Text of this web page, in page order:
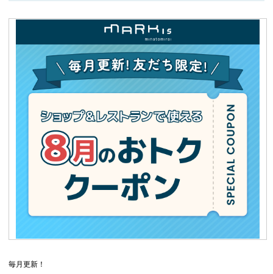
毎月更新！